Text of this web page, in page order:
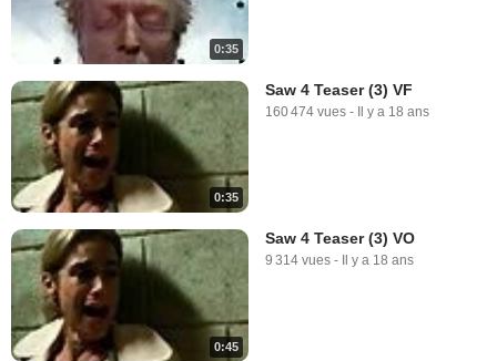
0:35
0:35
Saw 4 Teaser (3) VF
160 474 vues - Il y a 18 ans
0:45
Saw 4 Teaser (3) VO
9 314 vues - Il y a 18 ans